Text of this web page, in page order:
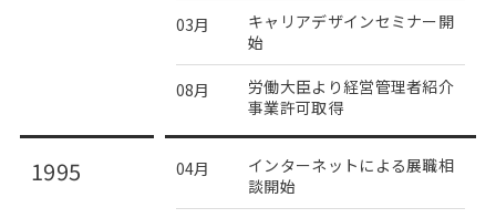
03月
キャリアデザインセミナー開
始
08月
労働大臣より経営管理者紹介
事業許可取得
1995 04月
インターネットによる展職相
談開始